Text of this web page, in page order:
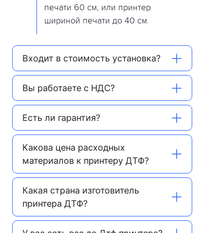
печати 60 см, или принтер
шириной печати до 40 см.
Входит в стоимость установка?
Вы работаете с НДС?
Есть ли гарантия?
Какова цена расходных
материалов к принтеру ДТФ?
Какая страна изготовитель
принтера ДТФ?